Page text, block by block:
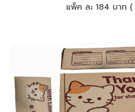
แพ็ค ละ 184 บาท